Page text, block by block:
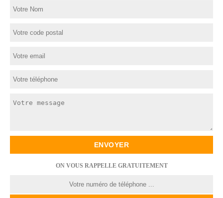
ON VOUS RAPPELLE GRATUITEMENT